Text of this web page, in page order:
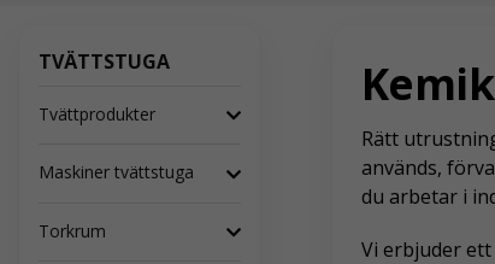
TVÄTTSTUGA
Tvättprodukter
Maskiner tvättstuga
Torkrum
Rätt
används,
du arbetar i
Vi erbjuder